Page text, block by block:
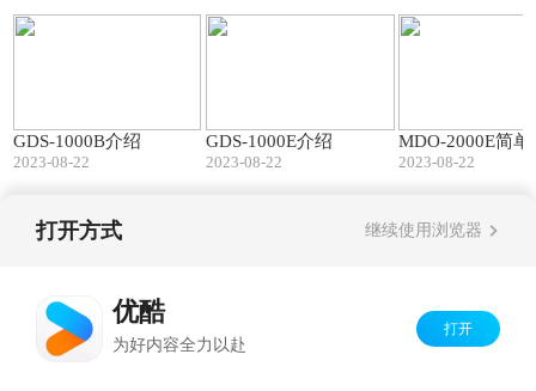
GDS-1000B介绍
2023-08-22
GDS-1000E介绍
2023-08-22
MDO-2000E简单
2023-08-22
打开方式 继续使用浏览器
优酷
为好内容全力以赴
打开